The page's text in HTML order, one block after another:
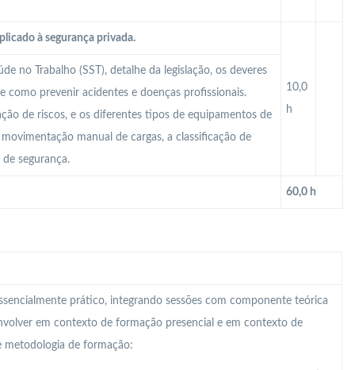
à segurança privada.
10,0
h
no Trabalho (SST), detalhe da legislação, os deveres
como prevenir acidentes e doenças profissionais.
de riscos, e os diferentes tipos de equipamentos de
manual de cargas, a classificação de
segurança.
60,0 h
prático, integrando sessões com componente teórica
em contexto de formação presencial e em contexto de
de formação: